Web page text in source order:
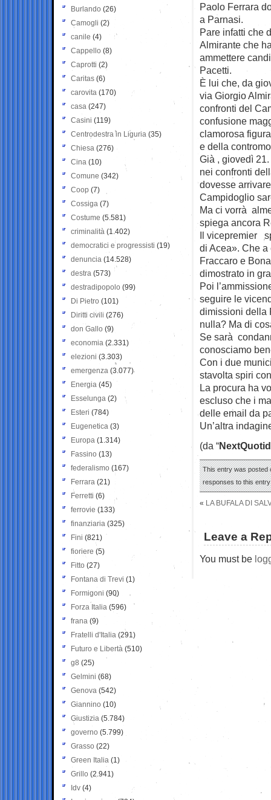
Paolo Ferrara
a Parnasi.
Pare infatti che
Almirante che
ammettere
Pacetti.
È lui che, da
via Giorgio
confronti del
confusione
clamorosa
e della
Già , giovedì
nei confronti
dovesse
Campidoglio
Ma ci vorrà
spiega ancora
Il vicepremier
di Acea». Che
Fraccaro e
dimostrato in
Poi
seguire le
dimissioni della
nulla? Ma di
Se sarà
conosciamo
Con i due
stavolta spiri
La procura ha
escluso che i
delle email da
Un’altra
(da “
This entry was posted
responses to this
« LA BUFALA DI
Leave a
You must be
Burlando (26)
Camogli (2)
canile (4)
Cappello (8)
Caprotti (2)
Caritas (6)
carovita (170)
casa (247)
Casini (119)
Centrodestra in Liguria (35)
Chiesa (276)
Cina (10)
Comune (342)
Coop (7)
Cossiga (7)
Costume (5.581)
criminalità (1.402)
democratici e progressisti (19)
denuncia (14.528)
destra (573)
destradipopolo (99)
Di Pietro (101)
Diritti civili (276)
don Gallo (9)
economia (2.331)
elezioni (3.303)
emergenza (3.077)
Energia (45)
Esselunga (2)
Esteri (784)
Eugenetica (3)
Europa (1.314)
Fassino (13)
federalismo (167)
Ferrara (21)
Ferretti (6)
ferrovie (133)
finanziaria (325)
Fini (821)
fioriere (5)
Fitto (27)
Fontana di Trevi (1)
Formigoni (90)
Forza Italia (596)
frana (9)
Fratelli d'Italia (291)
Futuro e Libertà (510)
g8 (25)
Gelmini (68)
Genova (542)
Giannino (10)
Giustizia (5.784)
governo (5.799)
Grasso (22)
Green Italia (1)
Grillo (2.941)
Idv (4)